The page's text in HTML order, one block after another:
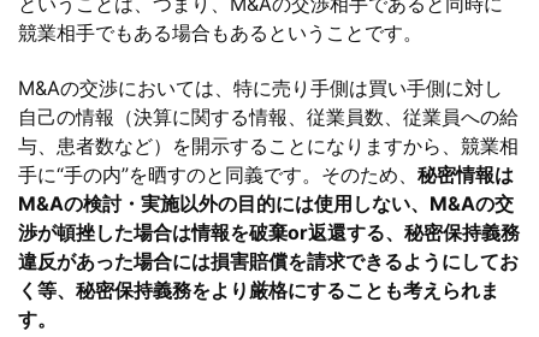
競業相手でもある場合もあるということです。
M&Aの交渉においては、特に売り手側は買い手側に対し
自己の情報（決算に関する情報、従業員数、従業員への給
与、患者数など）を開示することになりますから、競業相
手に“手の内”を晒すのと同義です。そのため、 秘密情報は
M&Aの検討・実施以外の目的には使用しない、M&Aの交
渉が頓挫した場合は情報を破棄or返還する、秘密保持義務
違反があった場合には損害賠償を請求できるようにしてお
く等、秘密保持義務をより厳格にすることも考えられま
す。